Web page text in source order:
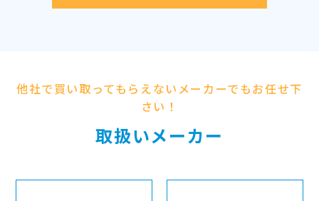
他社で買い取ってもらえないメーカーでもお任せ下
さい！
取扱いメーカー